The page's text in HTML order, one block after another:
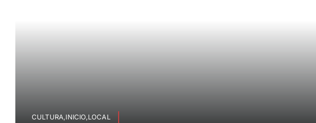
CULTURA,INICIO,LOCAL